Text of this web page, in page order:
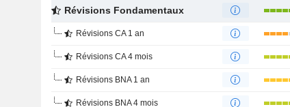
Révisions Fondamentaux
Révisions CA 1 an
Révisions CA 4 mois
Révisions BNA 1 an
Révisions BNA 4 mois